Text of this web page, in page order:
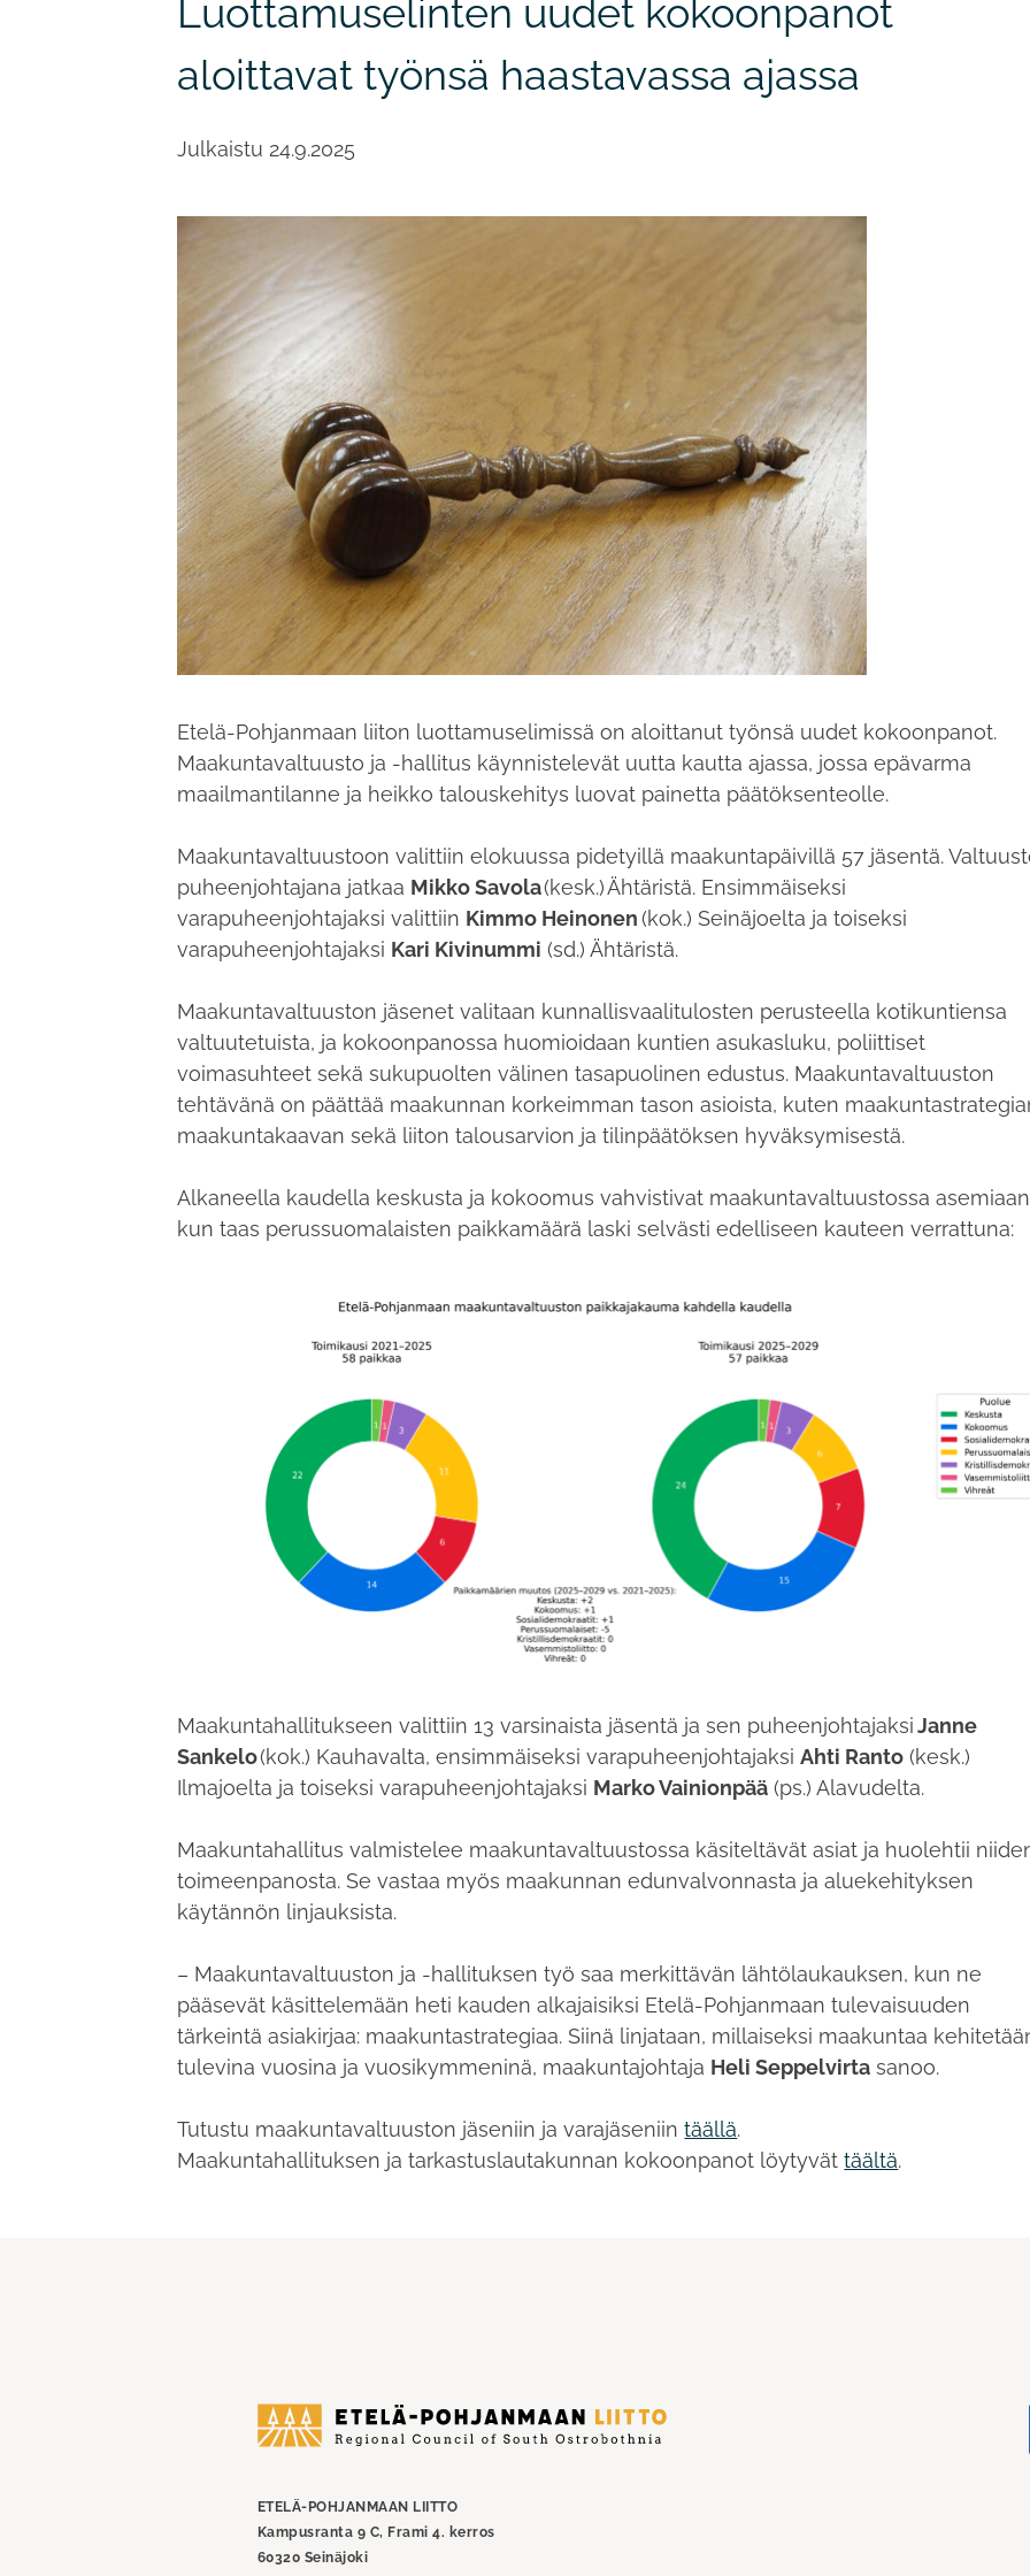
Luottamuselinten uudet kokoonpanot
aloittavat työnsä haastavassa ajassa
Julkaistu 24.9.2025
Etelä-Pohjanmaan liiton luottamuselimissä on aloittanut työnsä uudet kokoonpanot.
Maakuntavaltuusto ja -hallitus käynnistelevät uutta kautta ajassa, jossa epävarma
maailmantilanne ja heikko talouskehitys luovat painetta päätöksenteolle.
Maakuntavaltuustoon valittiin elokuussa pidetyillä maakuntapäivillä 57 jäsentä.
puheenjohtajana jatkaa Mikko Savola(kesk.)Ähtäristä. Ensimmäiseksi
varapuheenjohtajaksi valittiin Kimmo Heinonen(kok.) Seinäjoelta ja toiseksi
varapuheenjohtajaksi Kari Kivinummi (sd.) Ähtäristä.
Maakuntavaltuuston jäsenet valitaan kunnallisvaalitulosten perusteella kotikuntiensa
valtuutetuista, ja kokoonpanossa huomioidaan kuntien asukasluku, poliittiset
voimasuhteet sekä sukupuolten välinen tasapuolinen edustus. Maakuntavaltuuston
tehtävänä on päättää maakunnan korkeimman tason asioista, kuten
maakuntakaavan sekä liiton talousarvion ja tilinpäätöksen hyväksymisestä.
Alkaneella kaudella keskusta ja kokoomus vahvistivat maakuntavaltuustossa
kun taas perussuomalaisten paikkamäärä laski selvästi edelliseen kauteen verrattuna:
Maakuntahallitukseen valittiin 13 varsinaista jäsentä ja sen puheenjohtajaksiJanne
Sankelo(kok.) Kauhavalta, ensimmäiseksi varapuheenjohtajaksiAhti Ranto (kesk.)
Ilmajoelta ja toiseksi varapuheenjohtajaksi Marko Vainionpää (ps.) Alavudelta.
Maakuntahallitus valmistelee maakuntavaltuustossa käsiteltävät asiat ja huolehtii
toimeenpanosta. Se vastaa myös maakunnan edunvalvonnasta ja aluekehityksen
käytännön linjauksista.
– Maakuntavaltuuston ja -hallituksen työ saa merkittävän lähtölaukauksen, kun ne
pääsevät käsittelemään heti kauden alkajaisiksi Etelä-Pohjanmaan tulevaisuuden
tärkeintä asiakirjaa: maakuntastrategiaa. Siinä linjataan, millaiseksi maakuntaa
tulevina vuosina ja vuosikymmeninä, maakuntajohtaja Heli Seppelvirta sanoo.
Tutustu maakuntavaltuuston jäseniin ja varajäseniintäällä.
Maakuntahallituksen ja tarkastuslautakunnan kokoonpanot löytyvättäältä.
Etelä-
Pohjanmaan
ETELÄ-POHJANMAAN LIITTO
Kampusranta 9 C, Frami 4. kerros
60320 Seinäjoki